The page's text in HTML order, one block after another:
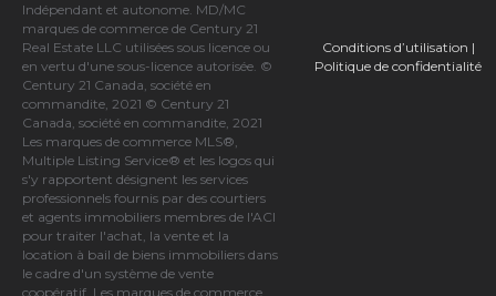
Indépendant et autonome. MD/MC
marques de commerce de Century 21
Real Estate LLC utilisées sous licence ou
en vertu d'une sous-licence autorisée. ©
Century 21 Canada, société en
commandite, 2021 © Century 21
Canada, société en commandite, 2021
Les marques de commerce MLS®,
Multiple Listing Service® et les logos qui
s'y rapportent désignent les services
professionnels fournis par des courtiers
et agents immobiliers membres de l'ACI
pour traiter l'achat, la vente et la
location à bail de biens immobiliers dans
le cadre d'un système de vente
coopératif. Les marques de commerce
Conditions d’utilisation |
Politique de confidentialité